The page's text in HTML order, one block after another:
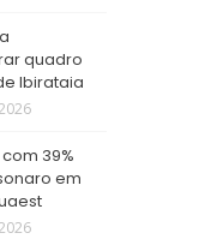
quadro
Ibirataia
39%
em